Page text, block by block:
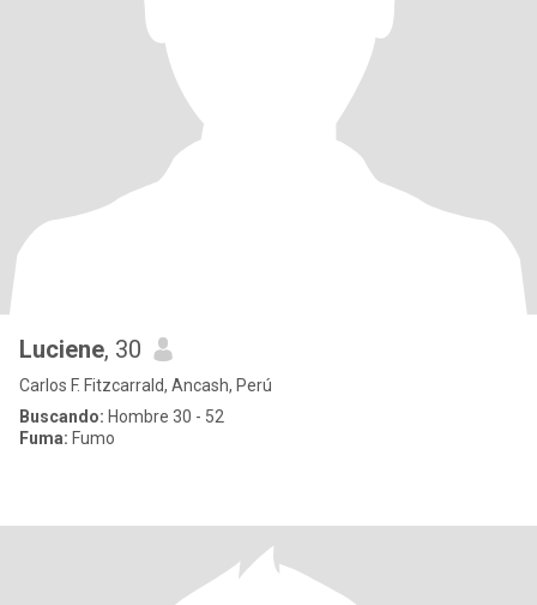
Luciene, 30
Carlos F. Fitzcarrald, Ancash, Perú
Buscando: Hombre 30 - 52
Fuma: Fumo